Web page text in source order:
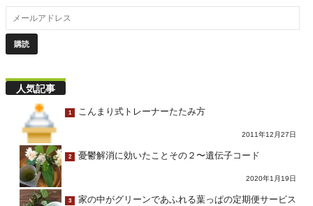
人気記事
1 こんまり式トレーナーたたみ方
2011年12月27日
2 憂鬱解消に効いたことその２〜遺伝子コード
2020年1月19日
3 家の中がグリーンであふれる葉っぱの定期便サービス